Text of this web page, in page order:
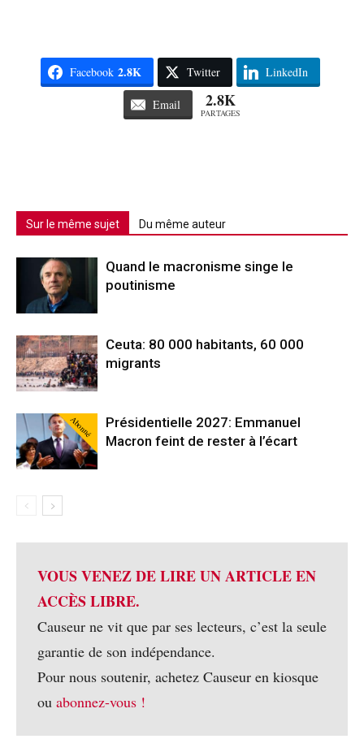
Facebook 2.8K Twitter LinkedIn
Email 2.8K
PARTAGES
Sur le même sujet Du même auteur
Quand le macronisme singe le
poutinisme
Ceuta: 80 000 habitants, 60 000
migrants
Abonné
Présidentielle 2027: Emmanuel
Macron feint de rester à l’écart
VOUS VENEZ DE LIRE UN ARTICLE EN
ACCÈS LIBRE.
Causeur ne vit que par ses lecteurs, c’est la seule
garantie de son indépendance.
Pour nous soutenir, achetez Causeur en kiosque
ou abonnez-vous !